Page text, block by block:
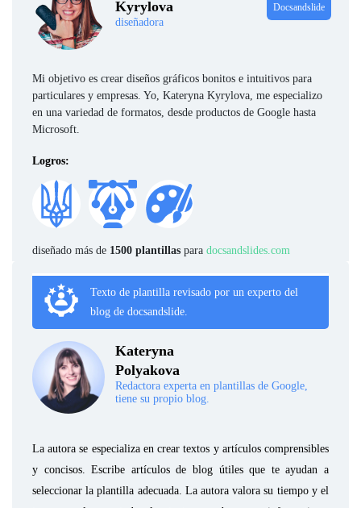
Kyrylova
diseñadora
Docsandslide
Mi objetivo es crear diseños gráficos bonitos e intuitivos para
particulares y empresas. Yo, Kateryna Kyrylova, me especializo
en una variedad de formatos, desde productos de Google hasta
Microsoft.
Logros:
diseñado más de 1500 plantillas para docsandslides.com
Texto de plantilla revisado por un experto del
blog de docsandslide.
Kateryna
Polyakova
Redactora experta en plantillas de Google,
tiene su propio blog.
La autora se especializa en crear textos y artículos comprensibles
y concisos. Escribe artículos de blog útiles que te ayudan a
seleccionar la plantilla adecuada. La autora valora su tiempo y el